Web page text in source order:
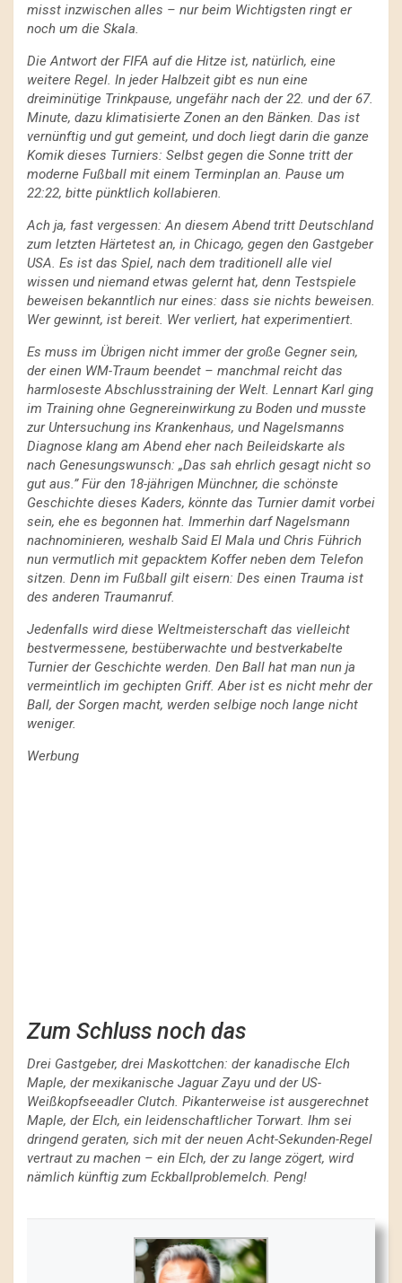
misst inzwischen alles – nur beim Wichtigsten ringt er
noch um die Skala.
Die Antwort der FIFA auf die Hitze ist, natürlich, eine
weitere Regel. In jeder Halbzeit gibt es nun eine
dreiminütige Trinkpause, ungefähr nach der 22. und der 67.
Minute, dazu klimatisierte Zonen an den Bänken. Das ist
vernünftig und gut gemeint, und doch liegt darin die ganze
Komik dieses Turniers: Selbst gegen die Sonne tritt der
moderne Fußball mit einem Terminplan an. Pause um
22:22, bitte pünktlich kollabieren.
Ach ja, fast vergessen: An diesem Abend tritt Deutschland
zum letzten Härtetest an, in Chicago, gegen den Gastgeber
USA. Es ist das Spiel, nach dem traditionell alle viel
wissen und niemand etwas gelernt hat, denn Testspiele
beweisen bekanntlich nur eines: dass sie nichts beweisen.
Wer gewinnt, ist bereit. Wer verliert, hat experimentiert.
Es muss im Übrigen nicht immer der große Gegner sein,
der einen WM-Traum beendet – manchmal reicht das
harmloseste Abschlusstraining der Welt. Lennart Karl ging
im Training ohne Gegnereinwirkung zu Boden und musste
zur Untersuchung ins Krankenhaus, und Nagelsmanns
Diagnose klang am Abend eher nach Beileidskarte als
nach Genesungswunsch: „Das sah ehrlich gesagt nicht so
gut aus.” Für den 18-jährigen Münchner, die schönste
Geschichte dieses Kaders, könnte das Turnier damit vorbei
sein, ehe es begonnen hat. Immerhin darf Nagelsmann
nachnominieren, weshalb Said El Mala und Chris Führich
nun vermutlich mit gepacktem Koffer neben dem Telefon
sitzen. Denn im Fußball gilt eisern: Des einen Trauma ist
des anderen Traumanruf.
Jedenfalls wird diese Weltmeisterschaft das vielleicht
bestvermessene, bestüberwachte und bestverkabelte
Turnier der Geschichte werden. Den Ball hat man nun ja
vermeintlich im gechipten Griff. Aber ist es nicht mehr der
Ball, der Sorgen macht, werden selbige noch lange nicht
weniger.
Werbung
Zum Schluss noch das
Drei Gastgeber, drei Maskottchen: der kanadische Elch
Maple, der mexikanische Jaguar Zayu und der US-
Weißkopfseeadler Clutch. Pikanterweise ist ausgerechnet
Maple, der Elch, ein leidenschaftlicher Torwart. Ihm sei
dringend geraten, sich mit der neuen Acht-Sekunden-Regel
vertraut zu machen – ein Elch, der zu lange zögert, wird
nämlich künftig zum Eckballproblemelch. Peng!